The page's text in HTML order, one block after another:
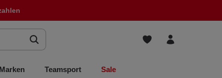
Marken Teamsport Sale